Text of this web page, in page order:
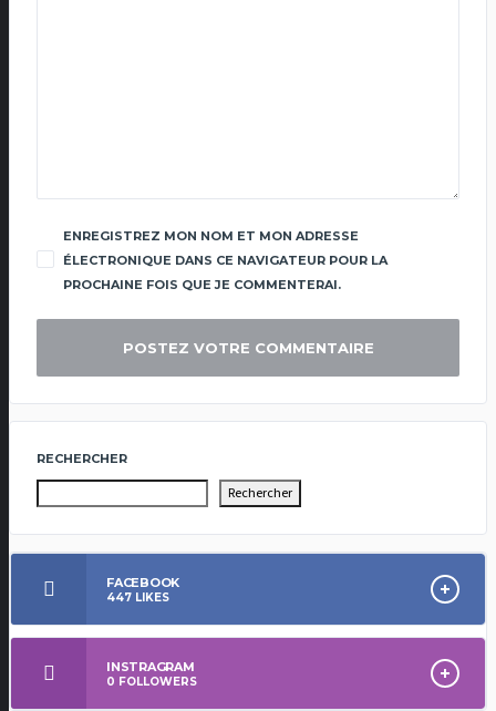
ENREGISTREZ MON NOM ET MON ADRESSE
ÉLECTRONIQUE DANS CE NAVIGATEUR POUR LA
PROCHAINE FOIS QUE JE COMMENTERAI.
RECHERCHER
Rechercher
FACEBOOK
447 LIKES
INSTRAGRAM
0 FOLLOWERS